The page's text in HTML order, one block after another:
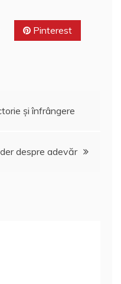
Pinterest
şi înfrângere
despre adevăr